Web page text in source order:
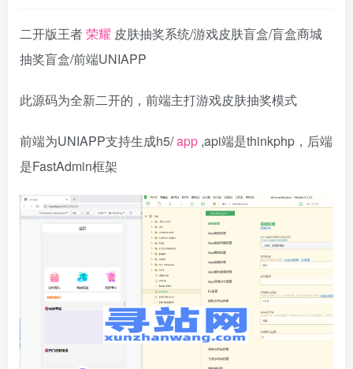
二开版王者荣耀 皮肤抽奖系统/游戏皮肤盲盒/盲盒商城
抽奖盲盒/前端UNIAPP
此源码为全新二开的，前端主打游戏皮肤抽奖模式
前端为UNIAPP支持生成h5/app ,api端是thinkphp，后端
是FastAdmin框架